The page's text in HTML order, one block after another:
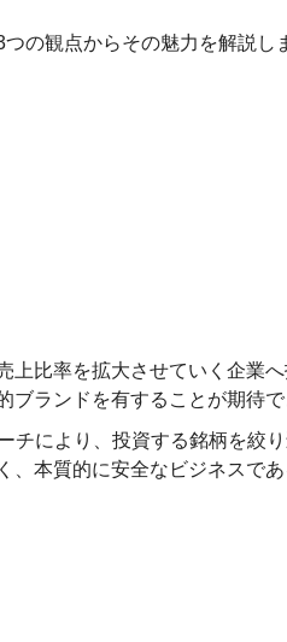
の観点からその魅力を解説し
上比率を拡大させていく企業
ランドを有することが期待
により、投資する銘柄を絞
本質的に安全なビジネスで